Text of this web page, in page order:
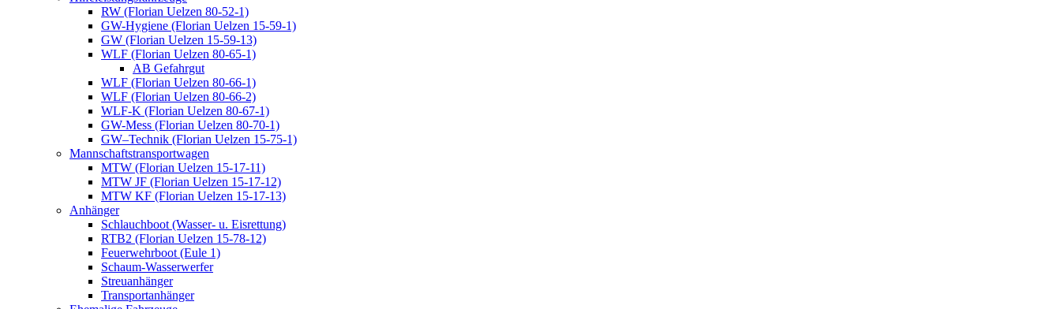
RW (Florian Uelzen 80-52-1)
GW-Hygiene (Florian Uelzen 15-59-1)
GW (Florian Uelzen 15-59-13)
WLF (Florian Uelzen 80-65-1)
AB Gefahrgut
WLF (Florian Uelzen 80-66-1)
WLF (Florian Uelzen 80-66-2)
WLF-K (Florian Uelzen 80-67-1)
GW-Mess (Florian Uelzen 80-70-1)
GW–Technik (Florian Uelzen 15-75-1)
Mannschaftstransportwagen
MTW (Florian Uelzen 15-17-11)
MTW JF (Florian Uelzen 15-17-12)
MTW KF (Florian Uelzen 15-17-13)
Anhänger
Schlauchboot (Wasser- u. Eisrettung)
RTB2 (Florian Uelzen 15-78-12)
Feuerwehrboot (Eule 1)
Schaum-Wasserwerfer
Streuanhänger
Transportanhänger